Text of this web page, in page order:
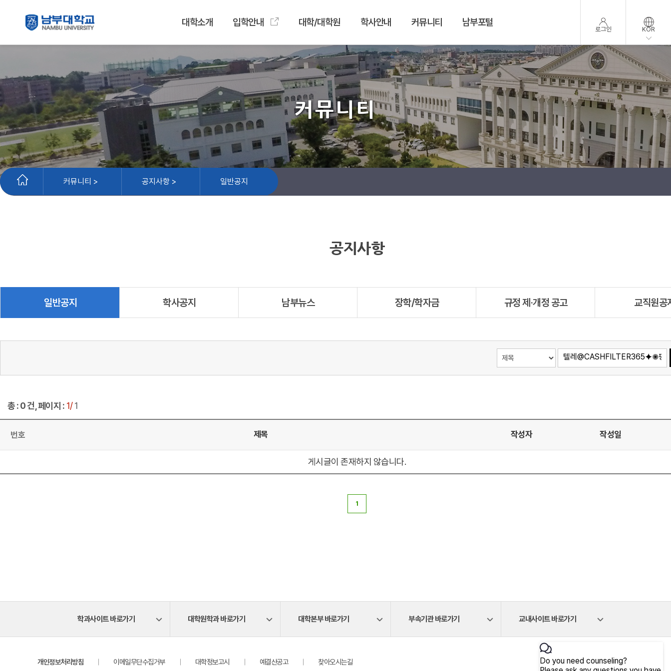
대학소개 입학안내 대학/대학원 학사안내 커뮤니티 남부포털
로그인 KOR
커뮤니티
커뮤니티 > 공지사항 > 일반공지
공지사항
일반공지 학사공지 남부뉴스 장학/학자금 규정 제·개정 공고 교직원공
총 : 0 건, 페이지 : 1/ 1
번호 제목 작성자 작성일
게시글이 존재하지 않습니다.
1
학과사이트 바로가기 대학원학과 바로가기 대학본부 바로가기 부속기관 바로가기 교내사이트 바로가기
개인정보처리방침 이메일무단수집거부 대학정보고시 예결산공고 찾아오시는길